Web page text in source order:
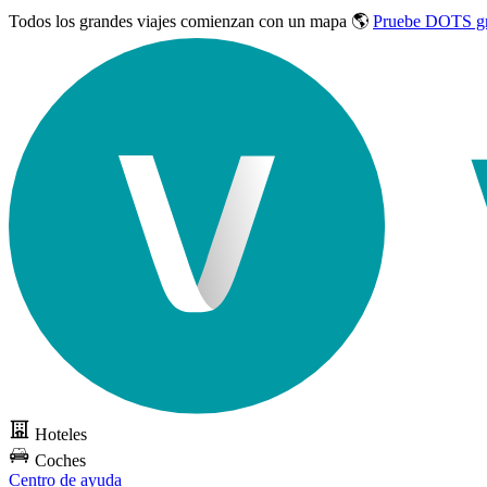
Todos los grandes viajes comienzan con un mapa 🌎 Pruebe DOTS
Hoteles
Coches
Centro de ayuda